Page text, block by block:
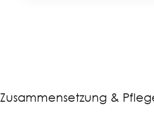
Zusammensetzung &